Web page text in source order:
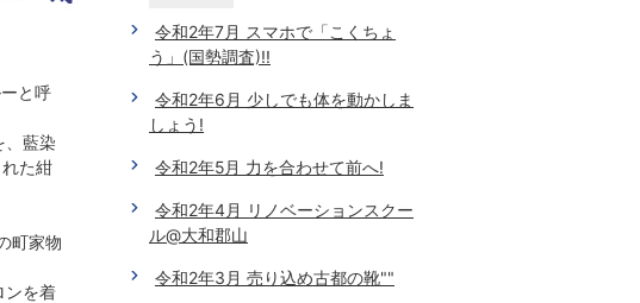
と呼
、藍染
た紺
町家物
ンを着
令和2年7月 スマホで「こくちょ
う」(国勢調査)!!
令和2年6月 少しでも体を動かしま
しょう!
令和2年5月 力を合わせて前へ!
令和2年4月 リノベーションスクー
ル@大和郡山
令和2年3月 売り込め古都の靴""